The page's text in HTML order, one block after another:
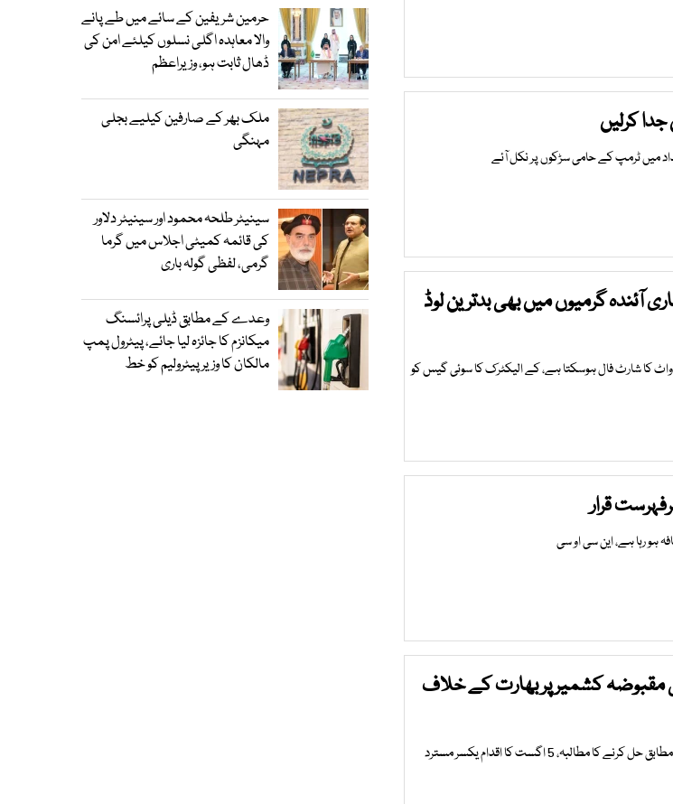
کرلیں
میں ٹرمپ کے حامی سڑکوں پر نکل آئے
آئندہ گرمیوں میں بھی بدترین لوڈ
ایریا پلانٹس کو مطلوبہ گیس نہ ملی تو 250 میگا واٹ کا شارٹ فال ہوسکتا ہے، کے الیکٹرک کا سوئی گیس کو
قرار
ہو رہا ہے، این سی او سی
مقبوضہ کشمیر پر بھارت کے خلاف
5 اگست کا اقدام یکسر مسترد
حرمین شریفین کے سائے میں طے پانے
والا معاہدہ اگلی نسلوں کیلئے امن کی
ڈھال ثابت ہو، وزیراعظم
ملک بھر کے صارفین کیلیے بجلی
مہنگی
سینیٹر طلحہ محمود اور سینیٹر دلاور
کی قائمہ کمیٹی اجلاس میں گرما
گرمی، لفظی گولہ باری
وعدے کے مطابق ڈیلی پرائسنگ
میکانزم کا جائزہ لیا جائے، پیٹرول پمپ
مالکان کا وزیرپیٹرولیم کو خط